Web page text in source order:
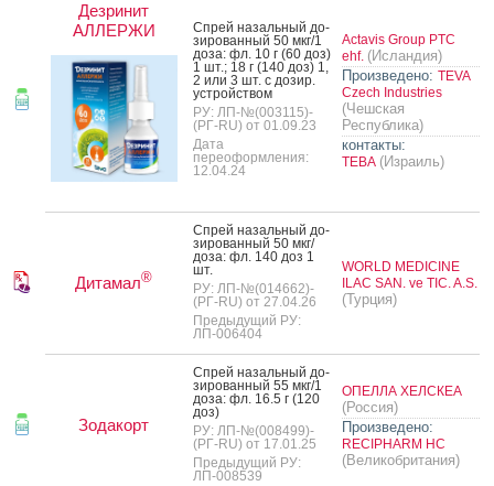
Дезринит
АЛЛЕРЖИ
Спрей на­заль­ный до­
зиро­ван­ный 50 мкг/1
до­за: фл. 10 г (60 доз)
1 шт.; 18 г (140 доз) 1,
2 или 3 шт. с до­зир.
ус­трой­ством
РУ: ЛП-№(003115)-
(РГ-RU) от 01.09.23
Дата
переоформления:
12.04.24
Actavis Group PTC
ehf. (Исландия)
Произведено: TEVA
Czech Industries
(Чешская
Республика)
контакты:
ТЕВА (Израиль)
Дитамал®
Спрей на­заль­ный до­
зиро­ван­ный 50 мкг/
до­за: фл. 140 доз 1
шт.
РУ: ЛП-№(014662)-
(РГ-RU) от 27.04.26
Предыдущий РУ:
ЛП-006404
WORLD MEDICINE
ILAC SAN. ve TIC. A.S.
(Турция)
Зодакорт
Спрей на­заль­ный до­
зиро­ван­ный 55 мкг/1
до­за: фл. 16.5 г (120
доз)
РУ: ЛП-№(008499)-
(РГ-RU) от 17.01.25
Предыдущий РУ:
ЛП-008539
ОПЕЛЛА ХЕЛСКЕА
(Россия)
Произведено:
RECIPHARM HC
(Великобритания)